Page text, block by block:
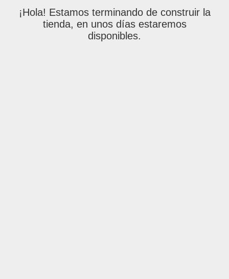
¡Hola! Estamos terminando de construir la
tienda, en unos días estaremos
disponibles.